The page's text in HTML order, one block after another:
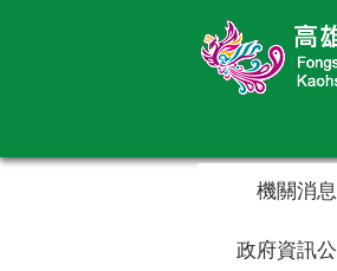
機關消息
政府資訊